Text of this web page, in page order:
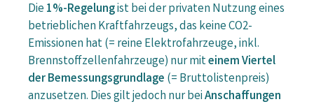
Die 1%-Regelungist bei der privaten Nutzung eines
betrieblichen Kraftfahrzeugs, das keine CO2-
Emissionen hat (= reine Elektrofahrzeuge, inkl.
Brennstoffzellenfahrzeuge) nur miteinem Viertel
der Bemessungsgrundlage (= Bruttolistenpreis)
anzusetzen. Dies gilt jedoch nur beiAnschaffungen